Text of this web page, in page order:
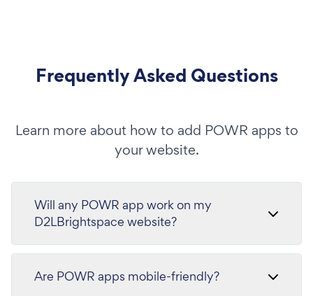
Frequently Asked Questions
Learn more about how to add POWR apps to
your website.
Will any POWR app work on my
D2LBrightspace website?
Are POWR apps mobile-friendly?